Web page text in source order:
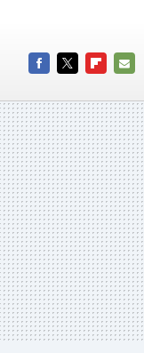
MAIL